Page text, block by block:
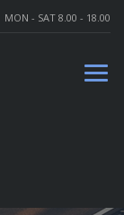
MON - SAT 8.00 - 18.00